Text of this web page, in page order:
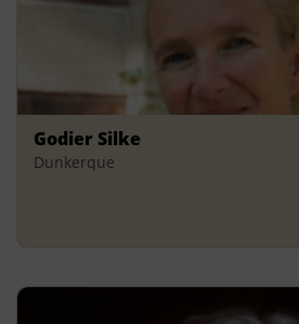
Godier Silke
Dunkerque